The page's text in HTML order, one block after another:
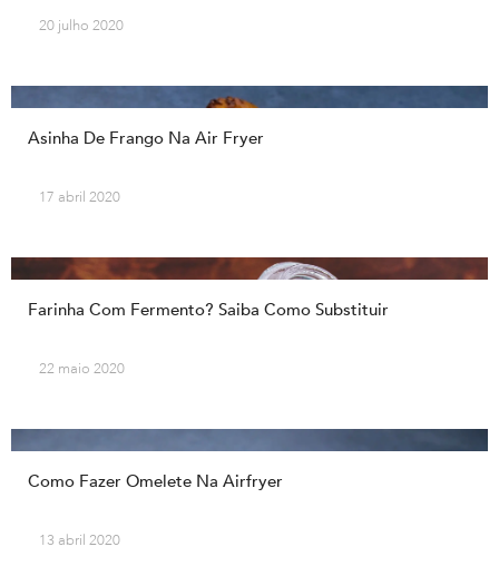
20 julho 2020
Asinha De Frango Na Air Fryer
17 abril 2020
Farinha Com Fermento? Saiba Como Substituir
22 maio 2020
Como Fazer Omelete Na Airfryer
13 abril 2020